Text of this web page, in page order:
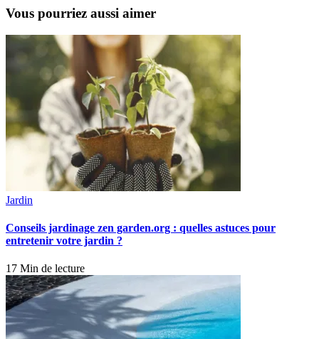
Vous pourriez aussi aimer
Jardin
Conseils jardinage zen garden.org : quelles astuces pour
entretenir votre jardin ?
17 Min de lecture